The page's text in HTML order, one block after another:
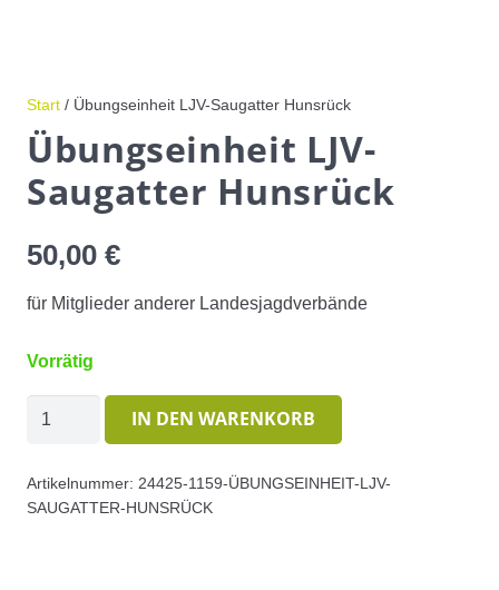
Start / Übungseinheit LJV-Saugatter Hunsrück
Übungseinheit LJV-
Saugatter Hunsrück
50,00 €
für Mitglieder anderer Landesjagdverbände
Vorrätig
Übungseinheit
Hunsrück
IN DEN WARENKORB
Artikelnummer: 24425-1159-ÜBUNGSEINHEIT-LJV-
SAUGATTER-HUNSRÜCK